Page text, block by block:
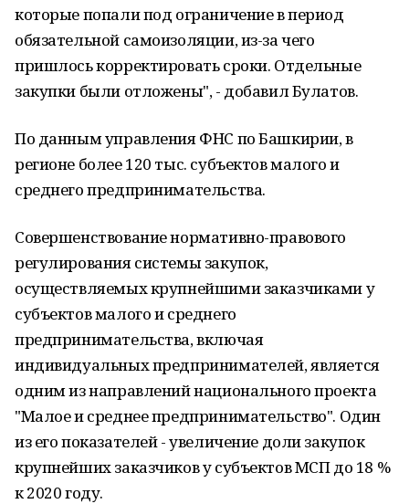
которые попали под ограничение в период
обязательной самоизоляции, из-за чего
пришлось корректировать сроки. Отдельные
закупки были отложены", - добавил Булатов.
По данным управления ФНС по Башкирии, в
регионе более 120 тыс. субъектов малого и
среднего предпринимательства.
Совершенствование нормативно-правового
регулирования системы закупок,
осуществляемых крупнейшими заказчиками у
субъектов малого и среднего
предпринимательства, включая
индивидуальных предпринимателей, является
одним из направлений национального проекта
"Малое и среднее предпринимательство". Один
из его показателей - увеличение доли закупок
крупнейших заказчиков у субъектов МСП до 18 %
к 2020 году.